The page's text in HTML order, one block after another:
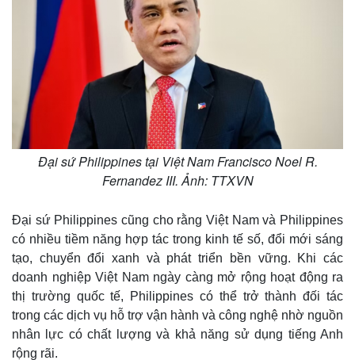
Đại sứ Philippines tại Việt Nam Francisco Noel R.
Fernandez III. Ảnh: TTXVN
Đại sứ Philippines cũng cho rằng Việt Nam và Philippines
có nhiều tiềm năng hợp tác trong kinh tế số, đổi mới sáng
tạo, chuyển đổi xanh và phát triển bền vững. Khi các
doanh nghiệp Việt Nam ngày càng mở rộng hoạt động ra
thị trường quốc tế, Philippines có thể trở thành đối tác
trong các dịch vụ hỗ trợ vận hành và công nghệ nhờ nguồn
nhân lực có chất lượng và khả năng sử dụng tiếng Anh
rộng rãi.